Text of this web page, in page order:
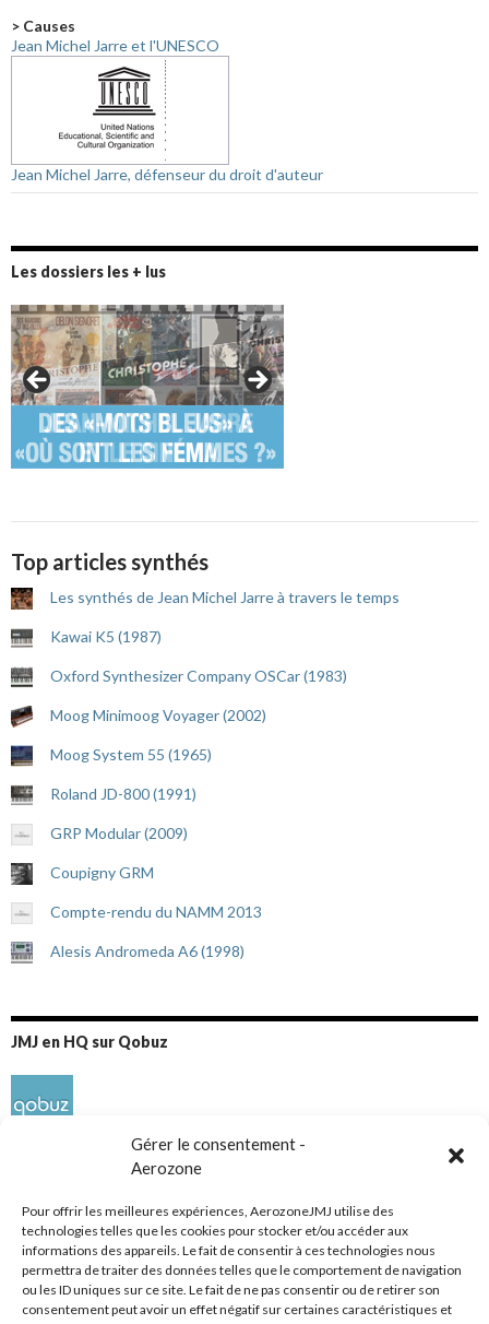
Gérer le consentement -
Aerozone
Pour offrir les meilleures expériences, AerozoneJMJ utilise des
technologies telles que les cookies pour stocker et/ou accéder aux
informations des appareils. Le fait de consentir à ces technologies nous
permettra de traiter des données telles que le comportement de navigation
ou les ID uniques sur ce site. Le fait de ne pas consentir ou de retirer son
consentement peut avoir un effet négatif sur certaines caractéristiques et
> Causes
Jean Michel Jarre et l'UNESCO
Jean Michel Jarre, défenseur du droit d'auteur
Les dossiers les + lus
Top articles synthés
Les synthés de Jean Michel Jarre à travers le temps
Kawai K5 (1987)
Oxford Synthesizer Company OSCar (1983)
Moog Minimoog Voyager (2002)
Moog System 55 (1965)
Roland JD-800 (1991)
GRP Modular (2009)
Coupigny GRM
Compte-rendu du NAMM 2013
Alesis Andromeda A6 (1998)
JMJ en HQ sur Qobuz
Réseaux sociaux